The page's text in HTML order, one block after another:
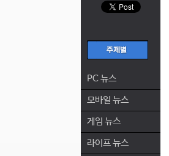
PC 뉴스
모바일 뉴스
게임 뉴스
라이프 뉴스